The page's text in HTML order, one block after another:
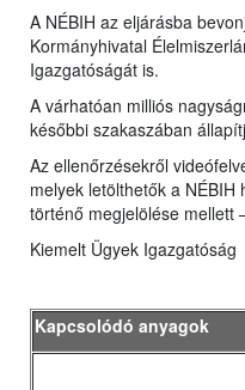
A NÉBIH az eljárásba
Kormányhivatal
Igazgatóságát is.
A várhatóan milliós
későbbi szakaszában
Az ellenőrzésekről
melyek letölthetők a
történő megjelölése mellett
Kiemelt Ügyek Igazgatóság
Kapcsolódó anyagok